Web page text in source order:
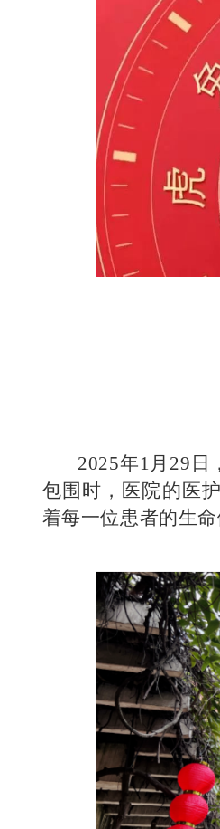
2025年1月29日
包围时，医院的医
着每一位患者的生命